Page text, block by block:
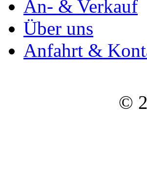
An- & Verkauf
Über uns
Anfahrt &
©